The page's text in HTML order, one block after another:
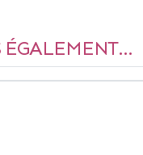
ÉGALEMENT...